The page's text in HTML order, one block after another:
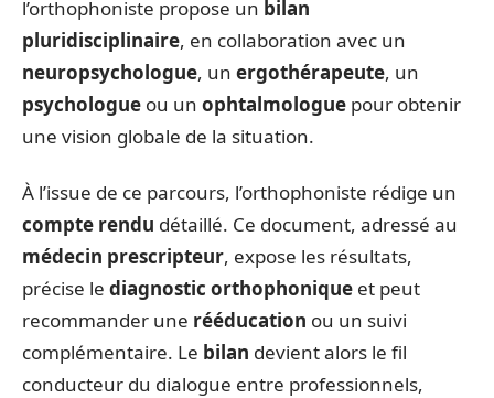
l’orthophoniste propose un bilan
pluridisciplinaire, en collaboration avec un
neuropsychologue, un ergothérapeute, un
psychologue ou un ophtalmologue pour obtenir
une vision globale de la situation.
À l’issue de ce parcours, l’orthophoniste rédige un
compte rendu détaillé. Ce document, adressé au
médecin prescripteur, expose les résultats,
précise le diagnostic orthophonique et peut
recommander une rééducation ou un suivi
complémentaire. Le bilan devient alors le fil
conducteur du dialogue entre professionnels,